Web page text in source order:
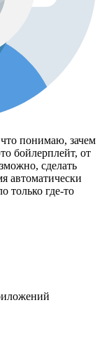
что понимаю, зачем
бойлерплейт, от
сделать
автоматически
только где-то